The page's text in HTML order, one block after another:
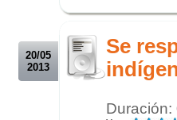
20/05
2013
Se
Duración: